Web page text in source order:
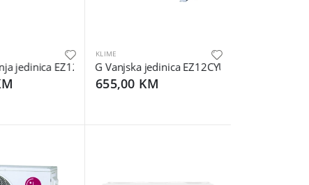
jedinica EZ12CYN.ASJ1
KLIME
LG Vanjska jedinica EZ12CYU.AA31
655,00 KM